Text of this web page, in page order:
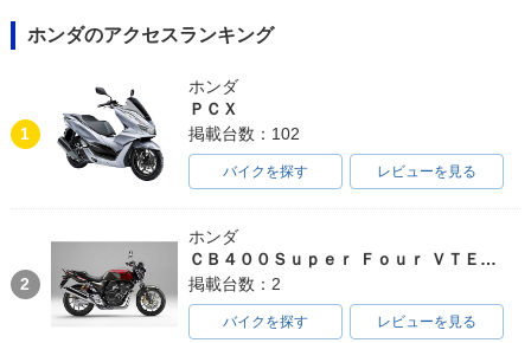
ホンダのアクセスランキング
1
ホンダ
ＰＣＸ
掲載台数：102
バイクを探す レビューを見る
2
ホンダ
ＣＢ４００Ｓｕｐｅｒ Ｆｏｕｒ ＶＴＥＣ ＳＰＥＣ３
掲載台数：2
バイクを探す レビューを見る